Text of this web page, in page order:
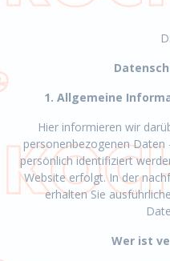
1. Allgemeine
Hier informieren wir
personenbezogenen
persönlich identifiziert
Website erfolgt. In der
erhalten Sie
Wer ist